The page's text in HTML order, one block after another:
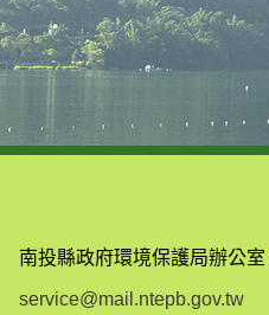
南投縣政府環境保護局辦公室
service@mail.ntepb.gov.tw